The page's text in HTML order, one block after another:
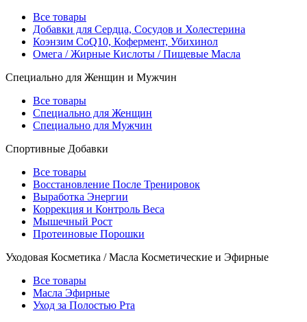
Все товары
Добавки для Сердца, Сосудов и Холестерина
Коэнзим CoQ10, Кофермент, Убихинол
Омега / Жирные Кислоты / Пищевые Масла
Специально для Женщин и Мужчин
Все товары
Специально для Женщин
Специально для Мужчин
Спортивные Добавки
Все товары
Восстановление После Тренировок
Выработка Энергии
Коррекция и Контроль Веса
Мышечный Рост
Протеиновые Порошки
Уходовая Косметика / Масла Косметические и Эфирные
Все товары
Масла Эфирные
Уход за Полостью Рта